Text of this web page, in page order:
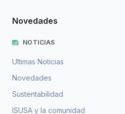
Novedades
NOTICIAS
Ultimas Noticias
Novedades
Sustentabilidad
ISUSA y la comunidad